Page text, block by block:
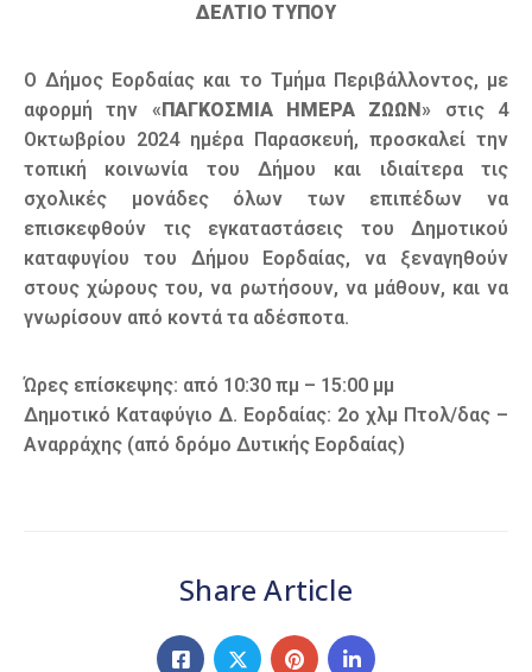
ΔΕΛΤΙΟ ΤΥΠΟΥ
Ο Δήμος Εορδαίας και το Τμήμα Περιβάλλοντος, με
αφορμή την «ΠΑΓΚΟΣΜΙΑ ΗΜΕΡΑ ΖΩΩΝ» στις 4
Οκτωβρίου 2024 ημέρα Παρασκευή, προσκαλεί την
τοπική κοινωνία του Δήμου και ιδιαίτερα τις
σχολικές μονάδες όλων των επιπέδων να
επισκεφθούν τις εγκαταστάσεις του Δημοτικού
καταφυγίου του Δήμου Εορδαίας, να ξεναγηθούν
στους χώρους του, να ρωτήσουν, να μάθουν, και να
γνωρίσουν από κοντά τα αδέσποτα.
Ώρες επίσκεψης: από 10:30 πμ – 15:00 μμ
Δημοτικό Καταφύγιο Δ. Εορδαίας: 2ο χλμ Πτολ/δας –
Αναρράχης (από δρόμο Δυτικής Εορδαίας)
Share Article